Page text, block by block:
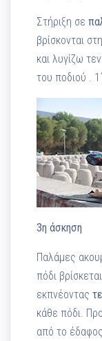
Στήριξη σε
βρίσκονται
και λυγίζω
του ποδιού .
3η άσκηση
Παλάμες
πόδι
εκπνέοντας
κάθε πόδι.
από το